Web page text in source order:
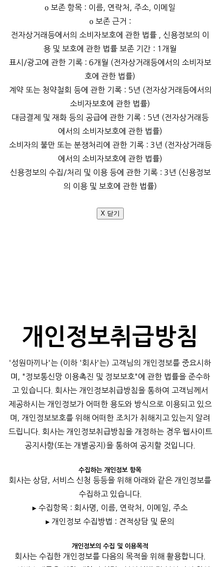
ο 보존 항목 : 이름, 연락처, 주소, 이메일
ο 보존 근거 :
전자상거래등에서의 소비자보호에 관한 법률 , 신용정보의 이
용 및 보호에 관한 법률 보존 기간 : 1개월
표시/광고에 관한 기록 : 6개월 (전자상거래등에서의 소비자보
호에 관한 법률)
계약 또는 청약철회 등에 관한 기록 : 5년 (전자상거래등에서의
소비자보호에 관한 법률)
대금결제 및 재화 등의 공급에 관한 기록 : 5년 (전자상거래등
에서의 소비자보호에 관한 법률)
소비자의 불만 또는 분쟁처리에 관한 기록 : 3년 (전자상거래등
에서의 소비자보호에 관한 법률)
신용정보의 수집/처리 및 이용 등에 관한 기록 : 3년 (신용정보
의 이용 및 보호에 관한 법률)
X 닫기
개인정보취급방침
'성원마끼나'는 (이하 '회사'는) 고객님의 개인정보를 중요시하
며, "정보통신망 이용촉진 및 정보보호"에 관한 법률을 준수하
고 있습니다. 회사는 개인정보취급방침을 통하여 고객님께서
제공하시는 개인정보가 어떠한 용도와 방식으로 이용되고 있으
며, 개인정보보호를 위해 어떠한 조치가 취해지고 있는지 알려
드립니다. 회사는 개인정보취급방침을 개정하는 경우 웹사이트
공지사항(또는 개별공지)을 통하여 공지할 것입니다.
수집하는 개인정보 항목
회사는 상담, 서비스 신청 등등을 위해 아래와 같은 개인정보를
수집하고 있습니다.
▸ 수집항목 : 회사명, 이름, 연락처, 이메일, 주소
▸ 개인정보 수집방법 : 견적상담 및 문의
개인정보의 수집 및 이용목적
회사는 수집한 개인정보를 다음의 목적을 위해 활용합니다.